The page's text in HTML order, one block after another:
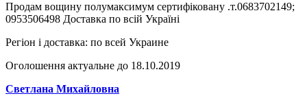
Продам вощину полумаксимум сертифіковану .т.0683702149;
0953506498 Доставка по всій Україні
Регіон і доставка: по всей Украине
Оголошення актуальне до 18.10.2019
Светлана Михайловна